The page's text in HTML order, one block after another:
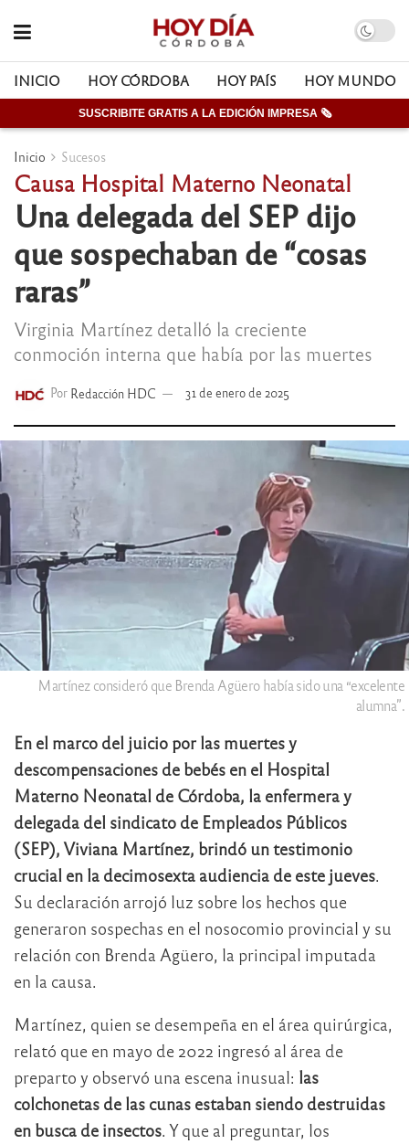
INICIO HOY CÓRDOBA HOY PAÍS HOY MUNDO
SUSCRIBITE GRATIS A LA EDICIÓN IMPRESA 🗞
Inicio Sucesos
Causa Hospital Materno Neonatal
Una delegada del SEP dijo
que sospechaban de “cosas
raras”
Virginia Martínez detalló la creciente
conmoción interna que había por las muertes
Por Redacción HDC 31 de enero de 2025
Martínez consideró que Brenda Agüero había sido una “excelente
alumna”.
En el marco del juicio por las muertes y
descompensaciones de bebés en el Hospital
Materno Neonatal de Córdoba, la enfermera y
delegada del sindicato de Empleados Públicos
(SEP), Viviana Martínez, brindó un testimonio
crucial en la decimosexta audiencia de este jueves.
Su declaración arrojó luz sobre los hechos que
generaron sospechas en el nosocomio provincial y su
relación con Brenda Agüero, la principal imputada
en la causa.
Martínez, quien se desempeña en el área quirúrgica,
relató que en mayo de 2022 ingresó al área de
preparto y observó una escena inusual: las
colchonetas de las cunas estaban siendo destruidas
en busca de insectos. Y que al preguntar, los